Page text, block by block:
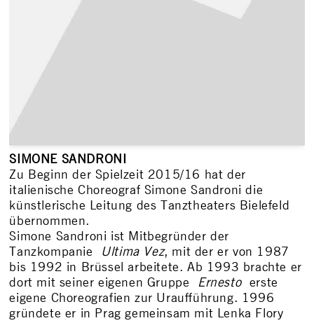
SIMONE SANDRONI
Zu Beginn der Spielzeit 2015/16 hat der
italienische Choreograf Simone Sandroni die
künstlerische Leitung des Tanztheaters Bielefeld
übernommen.
Simone Sandroni ist Mitbegründer der
Tanzkompanie Ultima Vez, mit der er von 1987
bis 1992 in Brüssel arbeitete. Ab 1993 brachte er
dort mit seiner eigenen Gruppe Ernestoerste
eigene Choreografien zur Uraufführung. 1996
gründete er in Prag gemeinsam mit Lenka Flory